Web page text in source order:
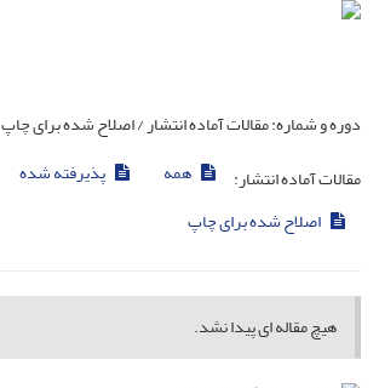
دوره و شماره:مقالات آماده انتشار / اصلاح شده برای چاپ
مقالات آماده انتشار:
همه
پذیرفته شده
اصلاح شده برای چاپ
هیچ مقاله ای پیدا نشد.